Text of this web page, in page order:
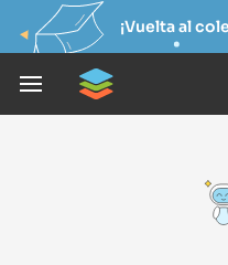
¡Vuelta al